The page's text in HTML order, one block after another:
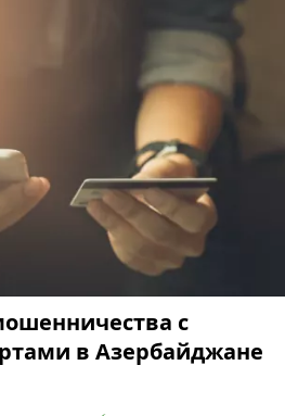
с
в Азербайджане